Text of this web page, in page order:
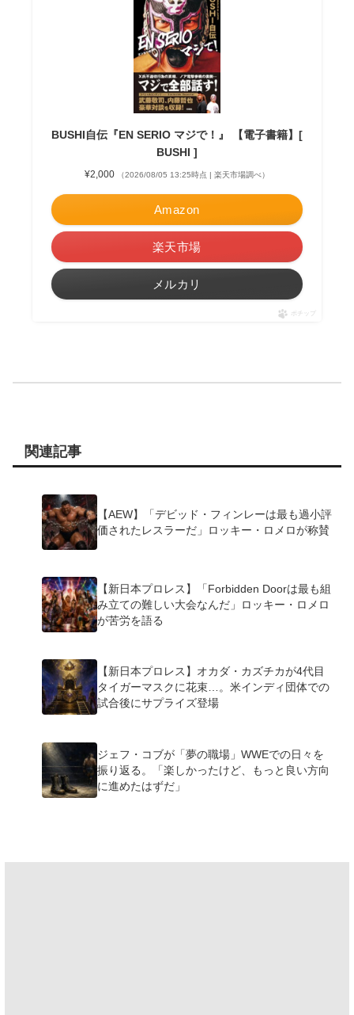
BUSHI自伝『EN SERIO マジで！』 【電子書籍】[
BUSHI ]
¥2,000 （2026/08/05 13:25時点 | 楽天市場調べ）
Amazon
楽天市場
メルカリ
ポチップ
関連記事
【AEW】「デビッド・フィンレーは最も過小評
価されたレスラーだ」ロッキー・ロメロが称賛
【新日本プロレス】「Forbidden Doorは最も組
み立ての難しい大会なんだ」ロッキー・ロメロ
が苦労を語る
【新日本プロレス】オカダ・カズチカが4代目
タイガーマスクに花束…。米インディ団体での
試合後にサプライズ登場
ジェフ・コブが「夢の職場」WWEでの日々を
振り返る。「楽しかったけど、もっと良い方向
に進めたはずだ」